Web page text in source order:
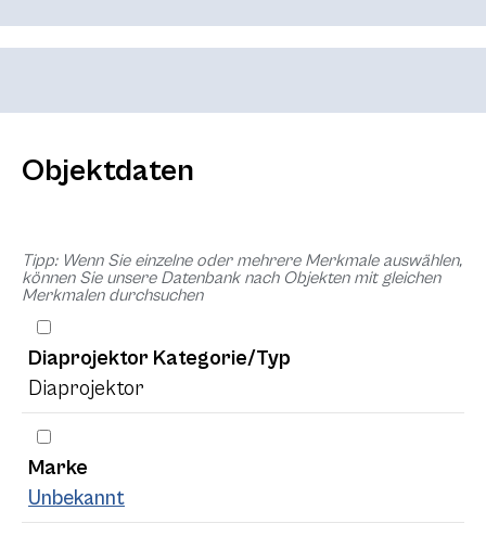
Objektdaten
Tipp: Wenn Sie einzelne oder mehrere Merkmale auswählen,
können Sie unsere Datenbank nach Objekten mit gleichen
Merkmalen durchsuchen
Diaprojektor Kategorie/Typ
Diaprojektor
Marke
Unbekannt